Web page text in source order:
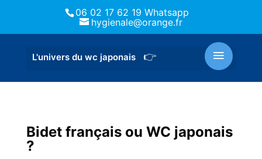
06 02 17 62 19 Whatsapp
hygienale@orange.fr
Bidet français ou WC japonais
?